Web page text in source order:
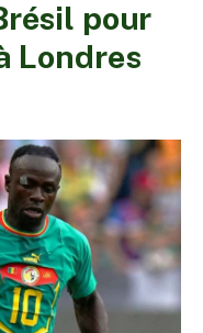
pour
Londres